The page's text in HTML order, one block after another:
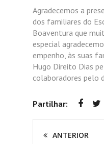
Agradecemos a
dos familiares do
Boaventura que
especial
empenho, às suas
Hugo Direito Dias
colaboradores pelo
Partilhar:
ANTERIOR